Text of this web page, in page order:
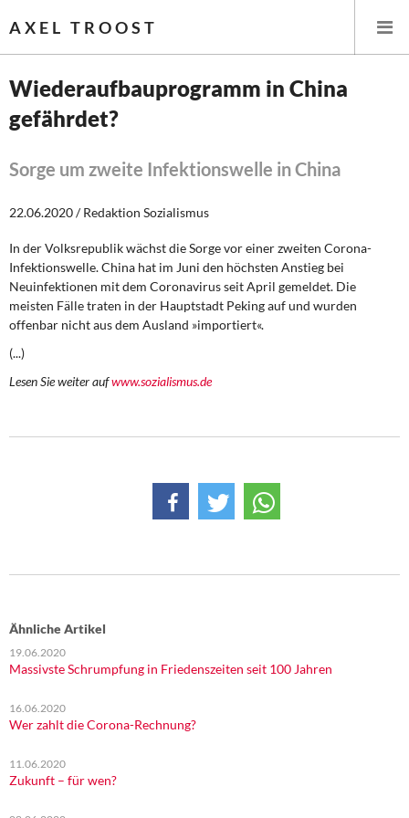
AXEL TROOST
Startseite
Themen
Leitlinien linker Wirtschafts- und Finanzpolitik
Wirtschaftspolitik
Steuer- und Finanzpolitik
Öffentliche Infrastruktur und Daseinsvorsorge
Eurokrise und Griechenland
Über mich
Wiederaufbauprogramm in China
gefährdet?
Sorge um zweite Infektionswelle in China
22.06.2020 / Redaktion Sozialismus
In der Volksrepublik wächst die Sorge vor einer zweiten Corona-
Infektionswelle. China hat im Juni den höchsten Anstieg bei
Neuinfektionen mit dem Coronavirus seit April gemeldet. Die
meisten Fälle traten in der Hauptstadt Peking auf und wurden
offenbar nicht aus dem Ausland »importiert«.
(...)
Lesen Sie weiter aufwww.sozialismus.de
Ähnliche Artikel
19.06.2020
Massivste Schrumpfung in Friedenszeiten seit 100 Jahren
16.06.2020
Wer zahlt die Corona-Rechnung?
11.06.2020
Zukunft – für wen?